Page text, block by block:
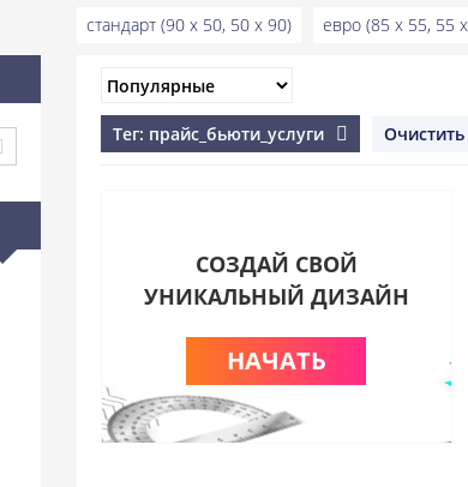
стандарт (90 x 50, 50 x 90) евро (85 x 55, 55
Тег: прайс_бьюти_услуги Очистить
СОЗДАЙ СВОЙ
УНИКАЛЬНЫЙ ДИЗАЙН
НАЧАТЬ